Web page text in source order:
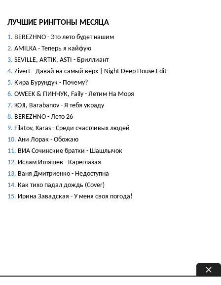
ЛУЧШИЕ РИНГТОНЫ МЕСЯЦА
BEREZHNO - Это лето будет нашим
AMILKA - Теперь я кайфую
SEVILLE, ARTIK, ASTI - Бриллиант
Zivert - Давай на самый верх | Night Deep House Edit
Кира Бурундук - Почему?
OWEEK & ПИНЧУК, Faily - Летим На Моря
KOJI, Barabanov - Я тебя украду
BEREZHNO - Лето 26
Filatov, Karas - Среди счастливых людей
Ани Лорак - Обожаю
ВИА Сочинские братки - Шашлычок
Ислам Итляшев - Кареглазая
Ваня Дмитриенко - Недоступна
Как тихо падал дождь (Cover)
Ирина Завадская - У меня своя погода!